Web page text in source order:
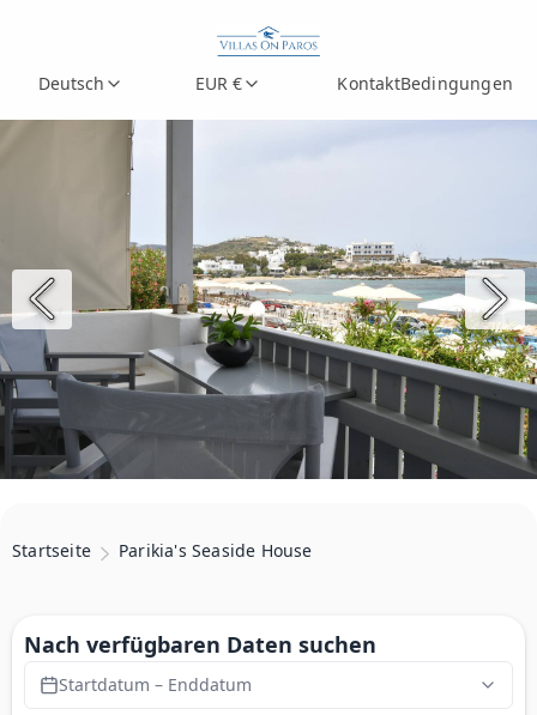
Deutsch EUR € KontaktBedingungen
Startseite Parikia's Seaside House
Nach verfügbaren Daten suchen
Startdatum – Enddatum